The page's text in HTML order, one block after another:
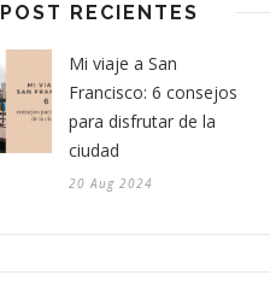
POST RECIENTES
Mi viaje a San
Francisco: 6 consejos
para disfrutar de la
ciudad
20 Aug 2024